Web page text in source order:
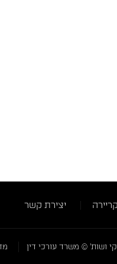
קריירה יצירת קשר
ושות' © משרד עורכי דין